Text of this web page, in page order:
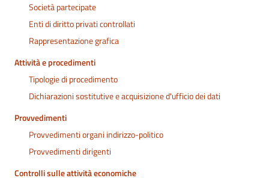
Società partecipate
Enti di diritto privati controllati
Rappresentazione grafica
Attività e procedimenti
Tipologie di procedimento
Dichiarazioni sostitutive e acquisizione d'ufficio dei dati
Provvedimenti
Provvedimenti organi indirizzo-politico
Provvedimenti dirigenti
Controlli sulle attività economiche